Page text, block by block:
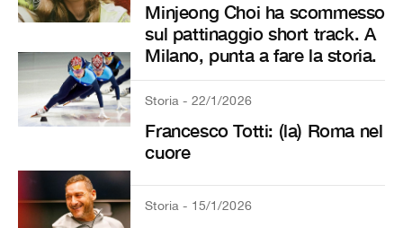
Minjeong Choi ha scommesso
sul pattinaggio short track. A
Milano, punta a fare la storia.
Storia - 22/1/2026
Francesco Totti: (la) Roma nel
cuore
Storia - 15/1/2026